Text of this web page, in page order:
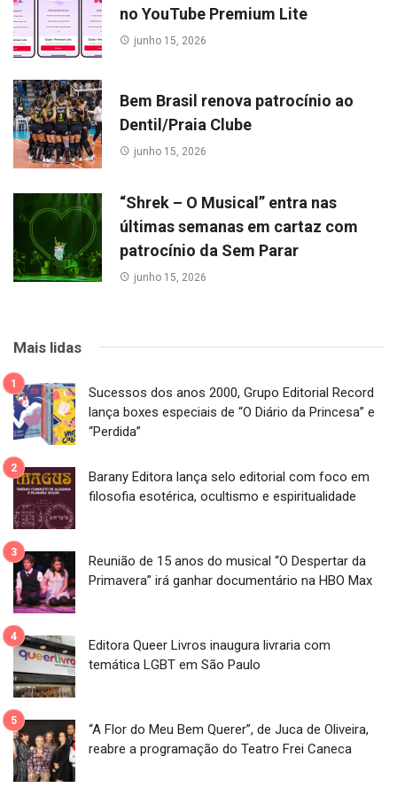
no YouTube Premium Lite
junho 15, 2026
Bem Brasil renova patrocínio ao
Dentil/Praia Clube
junho 15, 2026
“Shrek – O Musical” entra nas
últimas semanas em cartaz com
patrocínio da Sem Parar
junho 15, 2026
Mais lidas
Sucessos dos anos 2000, Grupo Editorial Record
lança boxes especiais de “O Diário da Princesa” e
“Perdida”
Barany Editora lança selo editorial com foco em
filosofia esotérica, ocultismo e espiritualidade
Reunião de 15 anos do musical “O Despertar da
Primavera” irá ganhar documentário na HBO Max
Editora Queer Livros inaugura livraria com
temática LGBT em São Paulo
“A Flor do Meu Bem Querer”, de Juca de Oliveira,
reabre a programação do Teatro Frei Caneca